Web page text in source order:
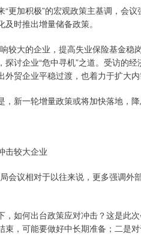
“更加积极”的宏观政策主基调，会
及时推出增量储备政策。
较大的企业，提高失业保险基金
探讨企业“危中寻机”之道。受访的
外贸企业平稳过渡，也着力于扩大内
，新一轮增量政策或将加快落地，
击较大企业
会议相对于以往来说，更多强调
，如何出台政策应对冲击？这是此
束，可能要做好中长期准备；二是
上证指数 3940.04